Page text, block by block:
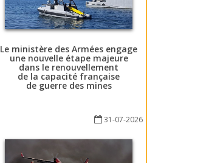
Le ministère des Armées engage
une nouvelle étape majeure
dans le renouvellement
de la capacité française
de guerre des mines
31-07-2026